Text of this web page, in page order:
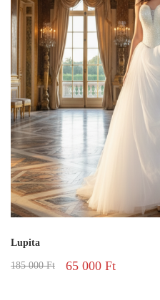
Lupita
185 000Ft 65 000 Ft